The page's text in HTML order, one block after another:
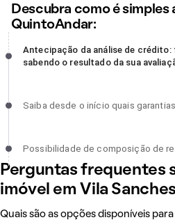
Descubra como é simples
QuintoAndar:
Antecipação da análise de crédito:
sabendo o resultado da sua
Antecipação da análise de
sabendo o resultado da sua
Saiba desde o início quais garantias
Saiba desde o início quais
Possibilidade de composição de
incompleto
Possibilidade de composição de
Perguntas frequentes
imóvel em Vila
Quais são as opções disponíveis